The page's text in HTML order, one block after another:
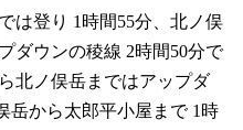
は登り 1時間55分、北ノ俣
ダウンの稜線 2時間50分で
北ノ俣岳まではアップダ
岳から太郎平小屋まで 1時